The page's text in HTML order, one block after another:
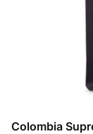
Colombia